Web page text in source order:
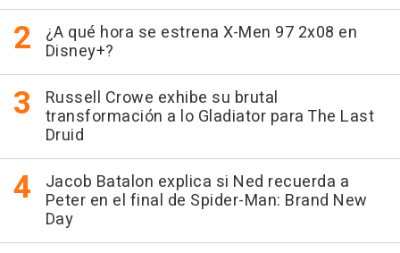
¿A qué hora se estrena X-Men 97 2x08 en
Disney+?
Russell Crowe exhibe su brutal
transformación a lo Gladiator para The Last
Druid
Jacob Batalon explica si Ned recuerda a
Peter en el final de Spider-Man: Brand New
Day